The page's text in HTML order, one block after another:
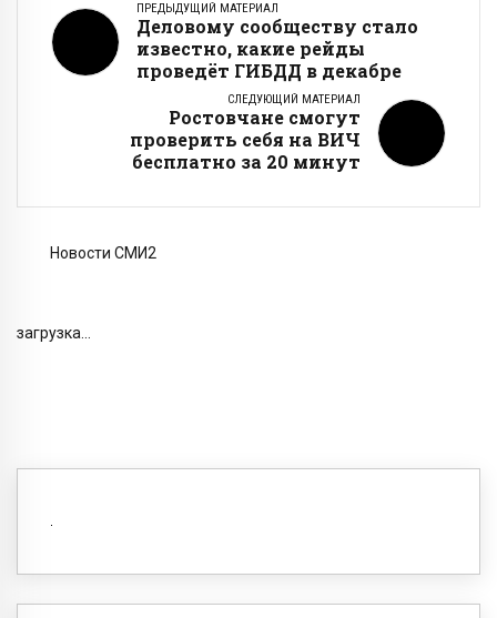
ПРЕДЫДУЩИЙ МАТЕРИАЛ
Деловому сообществу стало
известно, какие рейды
проведёт ГИБДД в декабре
СЛЕДУЮЩИЙ МАТЕРИАЛ
Ростовчане смогут
проверить себя на ВИЧ
бесплатно за 20 минут
Новости СМИ2
загрузка...